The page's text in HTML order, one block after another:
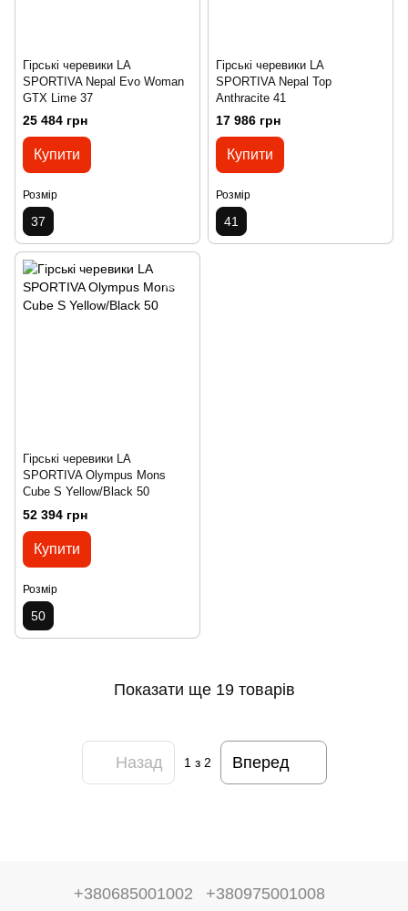
Гірські черевики LA
SPORTIVA Nepal Evo Woman
GTX Lime 37
25 484 грн
Купити
Розмір
37
Гірські черевики LA
SPORTIVA Nepal Top
Anthracite 41
17 986 грн
Купити
Розмір
41
Гірські черевики LA
SPORTIVA Olympus Mons
Cube S Yellow/Black 50
52 394 грн
Купити
Розмір
50
Показати ще 19 товарів
Назад 1 з 2 Вперед
+380685001002 +380975001008